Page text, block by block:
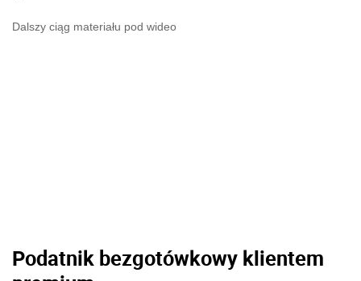
Dalszy ciąg materiału pod wideo
Podatnik bezgotówkowy klientem